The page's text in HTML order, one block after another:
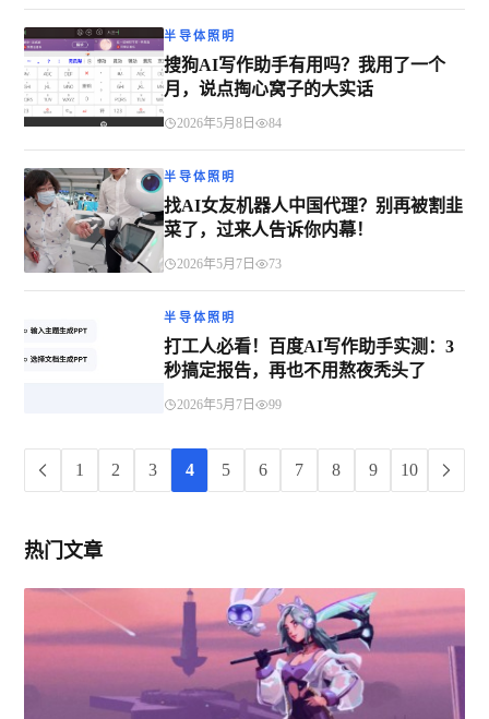
半导体照明
搜狗AI写作助手有用吗？我用了一个
月，说点掏心窝子的大实话
2026年5月8日 84
半导体照明
找AI女友机器人中国代理？别再被割韭
菜了，过来人告诉你内幕！
2026年5月7日 73
半导体照明
打工人必看！百度AI写作助手实测：3
秒搞定报告，再也不用熬夜秃头了
2026年5月7日 99
1 2 3 4 5 6 7 8 9 10
热门文章